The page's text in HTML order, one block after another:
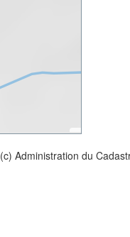
(c) Administration du